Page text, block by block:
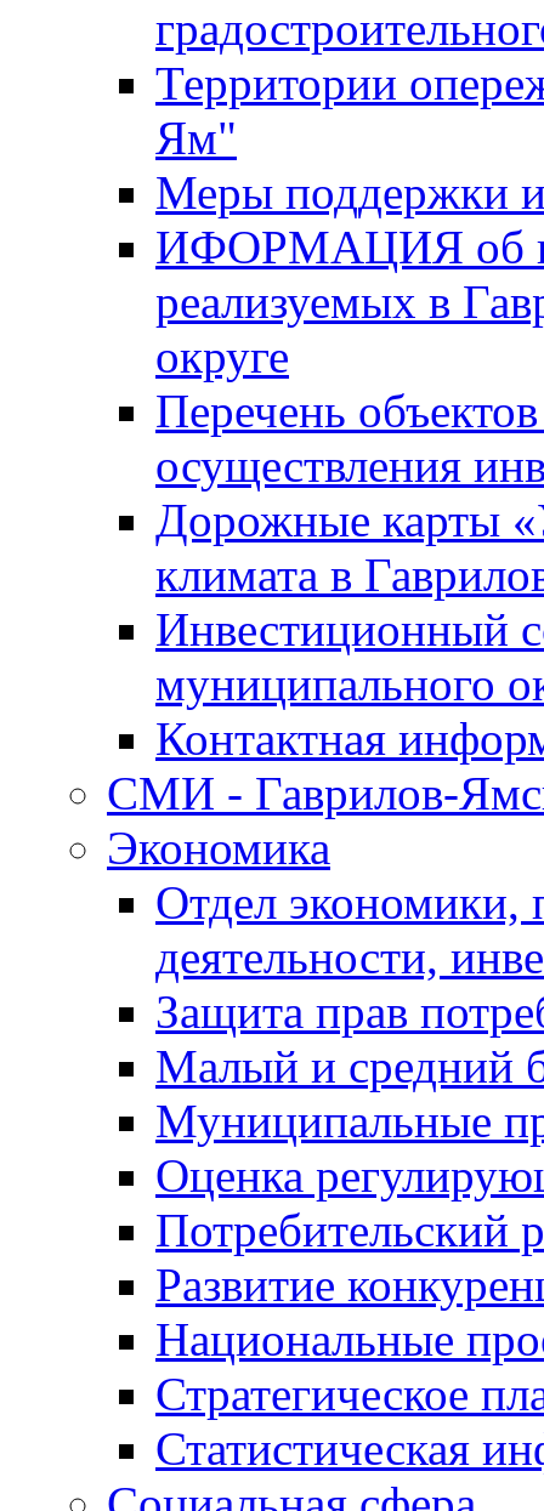
Территории
Ям"
Меры поддержки
ИФОРМАЦИЯ об
реализуемых в
округе
Перечень
осуществления
Дорожные карты
климата в
Инвестиционный
муниципального
Контактная
СМИ - Гаврилов-
Экономика
Отдел экономики,
деятельности,
Защита прав
Малый и средний
Муниципальные
Оценка
Потребительский
Развитие
Национальные
Стратегическое
Статистическая